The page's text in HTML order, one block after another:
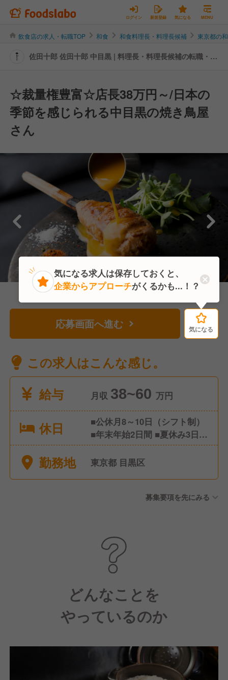
ログイン 新規登録 気になる MENU
飲食店の求人・転職TOP 和食 和食料理長・料理長候補 東京都の
佐田十郎 佐田十郎 中目黒 | 料理長・料理長候補の転職・求
☆裁量権豊富☆店長38万円～/日本の
季節を感じられる中目黒の焼き鳥屋
さん
応募画面へ進む 気になる
この求人はこんな感じ。
給与
月収 38~60 万円
休日
■公休月8～10日（シフト制）
■年末年始2日間 ■夏休み3日間
■有給休暇 ※年間休日112日
勤務地 東京都 目黒区
募集要項を先にみる
どんなことを
やっているのか
気になる
気になる求人は保存しておくと、
企業からアプローチがくるかも...！？